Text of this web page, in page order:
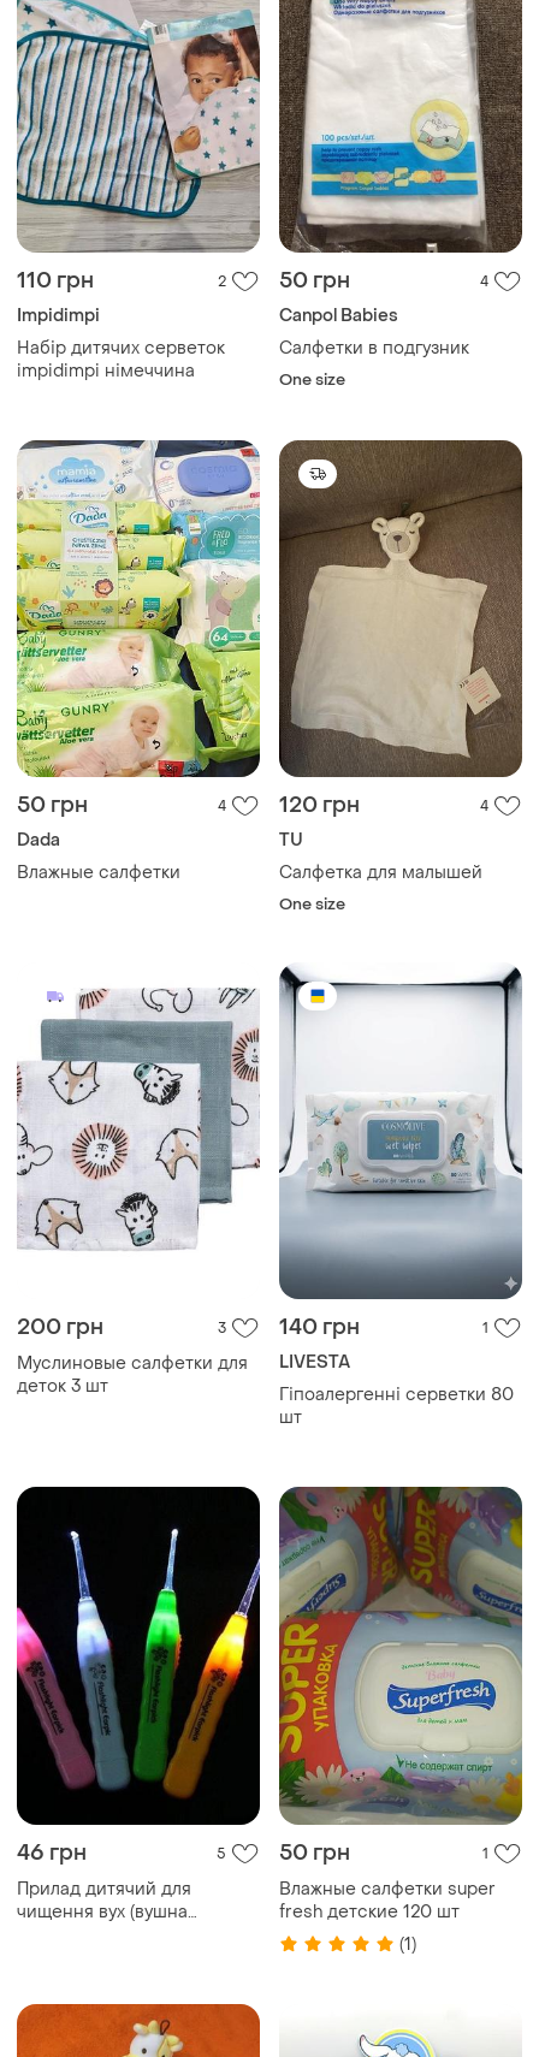
110 грн 2
Impidimpi
Набір дитячих серветок
impidimpi німеччина
50 грн 4
Canpol Babies
Салфетки в подгузник
One size
50 грн 4
Dada
Влажные салфетки
120 грн 4
TU
Салфетка для малышей
One size
200 грн 3
Муслиновые салфетки для
деток 3 шт
140 грн 1
LIVESTA
Гіпоалергенні серветки 80
шт
46 грн 5
Прилад дитячий для
чищення вух (вушна
50 грн 1
Влажные салфетки super
fresh детские 120 шт
(1)